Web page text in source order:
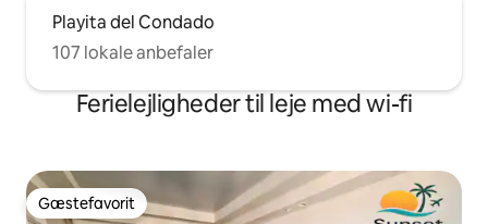
Playita del Condado
107 lokale anbefaler
Ferielejligheder til leje med wi-fi
Gæstefavorit
Gæstefavorit